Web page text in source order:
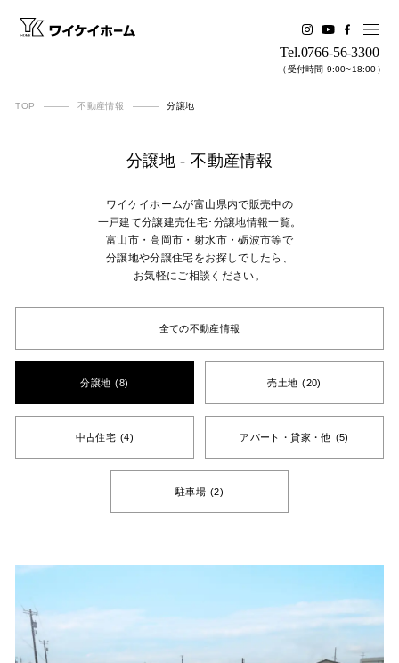
Tel.0766-56-3300
（受付時間 9:00~18:00）
TOP 不動産情報 分譲地
分譲地 - 不動産情報
ワイケイホームが富山県内で販売中の
一戸建て分譲建売住宅･分譲地情報一覧。
富山市・高岡市・射水市・砺波市等で
分譲地や分譲住宅をお探しでしたら、
お気軽にご相談ください。
全ての不動産情報
分譲地 (8) 売土地 (20)
中古住宅 (4) アパート・貸家・他 (5)
駐車場 (2)